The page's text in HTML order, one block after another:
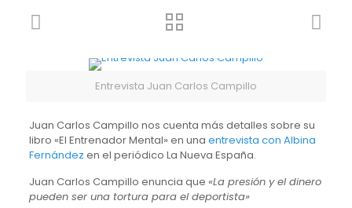
Entrevista Juan Carlos Campillo
Juan Carlos Campillo nos cuenta más detalles sobre su
libro «El Entrenador Mental» en una entrevista con Albina
Fernández en el periódico La Nueva España.
Juan Carlos Campillo enuncia que «La presión y el dinero
pueden ser una tortura para el deportista»